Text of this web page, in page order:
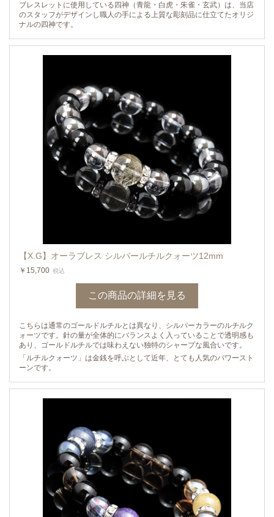
ブレスレットに使用している四神（青龍・白虎・朱雀・玄武）は、当店
のスタッフがデザインし職人の手による上質な彫刻品に仕立てたオリジ
ナルの四神です。
【X.G】オーラブレス シルバールチルクォーツ12mm
￥15,700 税込
この商品の詳細を見る
こちらは通常のゴールドルチルとは異なり、シルバーカラーのルチルク
ォーツです。針の量が全体的にバランスよく入っていることで透明感も
あり、ゴールドルチルでは味わえない独特のシャープな風合いです。
「ルチルクォーツ」は金銭を呼ぶとして近年、とても人気のパワースト
ーンです。